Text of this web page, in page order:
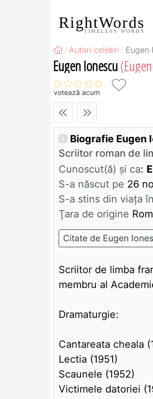
RightWords
TIMELESS WORDS
Autori celebri Eugen
Eugen Ionescu
votează acum
Biografie Eugen
Scriitor roman de
Cunoscut(ă) și ca:
S-a născut pe 26
S-a stins din viaţa
Ţara de origine
Citate de Eugen
Scriitor de limba
membru al
Dramaturgie:
Cantareata cheala
Lectia (1951)
Scaunele (1952)
Victimele datoriei